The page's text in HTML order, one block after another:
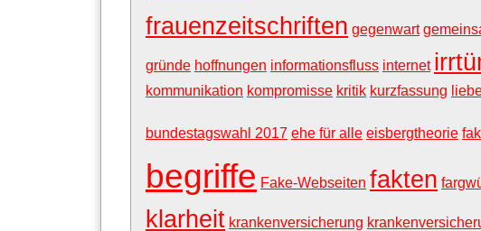
frauenzeitschriften gegenwart
gründe hoffnungen informationsfluss internet
kommunikation kompromisse kritik kurzfassung
bundestagswahl 2017 ehe für alle eisbergtheorie
begriffe Fake-Webseiten fakten
klarheit krankenversicherung